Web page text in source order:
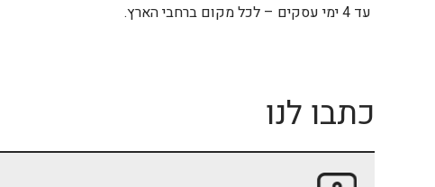
עד 4 ימי עסקים – לכל מקום ברחבי הארץ.
כתבו לנו